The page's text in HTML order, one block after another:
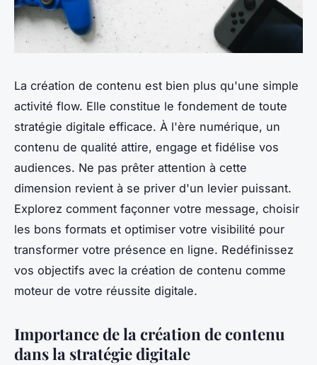
La création de contenu est bien plus qu'une simple
activité flow. Elle constitue le fondement de toute
stratégie digitale efficace. À l'ère numérique, un
contenu de qualité attire, engage et fidélise vos
audiences. Ne pas prêter attention à cette
dimension revient à se priver d'un levier puissant.
Explorez comment façonner votre message, choisir
les bons formats et optimiser votre visibilité pour
transformer votre présence en ligne. Redéfinissez
vos objectifs avec la création de contenu comme
moteur de votre réussite digitale.
Importance de la création de contenu
dans la stratégie digitale